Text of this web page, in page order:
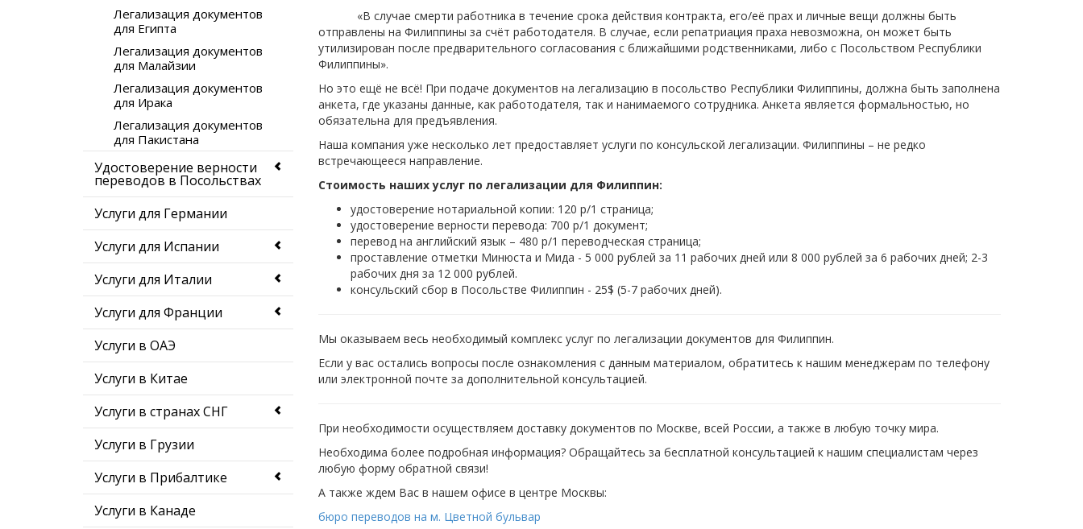
Легализация документов
для Египта
Легализация документов
для Малайзии
Легализация документов
для Ирака
Легализация документов
для Пакистана
Удостоверение верности
переводов в Посольствах
Услуги для Германии
Услуги для Испании
Услуги для Италии
Услуги для Франции
Услуги в ОАЭ
Услуги в Китае
Услуги в странах СНГ
Услуги в Грузии
Услуги в Прибалтике
Услуги в Канаде
«В случае смерти работника в течение срока действия контракта, его/её прах и личные вещи должны быть
отправлены на Филиппины за счёт работодателя. В случае, если репатриация праха невозможна, он может быть
утилизирован после предварительного согласования с ближайшими родственниками, либо с Посольством Республики
Филиппины».
Но это ещё не всё! При подаче документов на легализацию в посольство Республики Филиппины, должна быть заполнена
анкета, где указаны данные, как работодателя, так и нанимаемого сотрудника. Анкета является формальностью, но
обязательна для предъявления.
Наша компания уже несколько лет предоставляет услуги по консульской легализации. Филиппины – не редко
встречающееся направление.
Стоимость наших услуг по легализации для Филиппин:
удостоверение нотариальной копии: 120 р/1 страница;
удостоверение верности перевода: 700 р/1 документ;
перевод на английский язык – 480 р/1 переводческая страница;
проставление отметки Минюста и Мида - 5 000 рублей за 11 рабочих дней или 8 000 рублей за 6 рабочих дней; 2-3
рабочих дня за 12 000 рублей.
консульский сбор в Посольстве Филиппин - 25$ (5-7 рабочих дней).
Мы оказываем весь необходимый комплекс услуг по легализации документов для Филиппин.
Если у вас остались вопросы после ознакомления с данным материалом, обратитесь к нашим менеджерам по телефону
или электронной почте за дополнительной консультацией.
При необходимости осуществляем доставку документов по Москве, всей России, а также в любую точку мира.
Необходима более подробная информация? Обращайтесь за бесплатной консультацией к нашим специалистам через
любую форму обратной связи!
А также ждем Вас в нашем офисе в центре Москвы:
бюро переводов на м. Цветной бульвар